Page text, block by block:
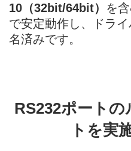
10（32bit/64bit） を
で安定動作し、ドラ
名済みです。
RS232ポート
トを実